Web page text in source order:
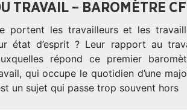
TRAVAIL – BAROMÈTRE
portent les travailleurs et les
état d’esprit ? Leur rapport au
répond ce premier
qui occupe le quotidien d’une
un sujet qui passe trop souvent hors